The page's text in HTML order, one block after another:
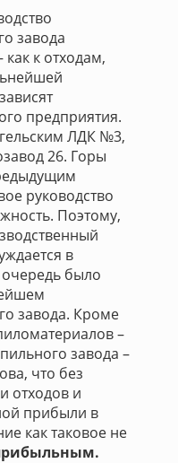
завода
как к отходам,
предприятия.
ЛДК №3,
26. Горы
руководство
Поэтому,
в
было
завода. Кроме
–
завода –
что без
отходов и
прибыли в
как таковое не